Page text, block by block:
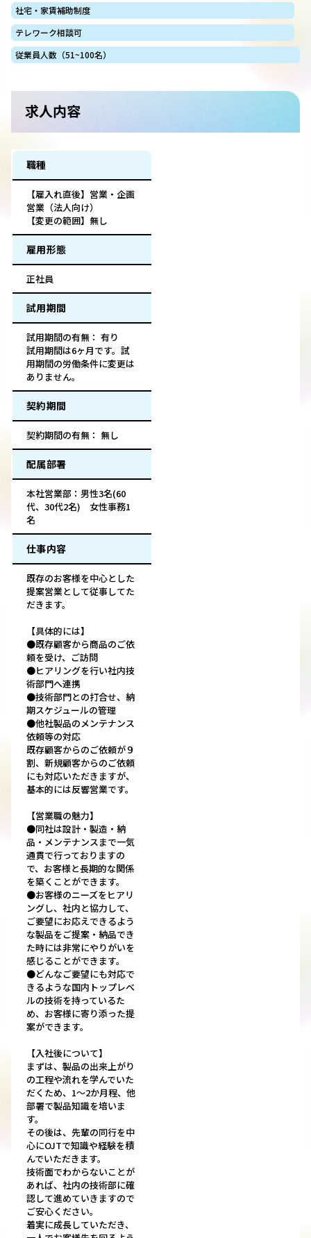
社宅・家賃補助制度
テレワーク相談可
従業員人数（51~100名）
求人内容
職種
【雇入れ直後】営業・企画
営業（法人向け）
【変更の範囲】無し
雇用形態
正社員
試用期間
試用期間の有無： 有り
試用期間は6ヶ月です。試
用期間の労働条件に変更は
ありません。
契約期間
契約期間の有無： 無し
配属部署
本社営業部：男性3名(60
代、30代2名) 女性事務1
名
仕事内容
既存のお客様を中心とした
提案営業として従事してた
だきます。
【具体的には】
●既存顧客から商品のご依
頼を受け、ご訪問
●ヒアリングを行い社内技
術部門へ連携
●技術部門との打合せ、納
期スケジュールの管理
●他社製品のメンテナンス
依頼等の対応
既存顧客からのご依頼が９
割、新規顧客からのご依頼
にも対応いただきますが、
基本的には反響営業です。
【営業職の魅力】
●同社は設計・製造・納
品・メンテナンスまで一気
通貫で行っておりますの
で、お客様と長期的な関係
を築くことができます。
●お客様のニーズをヒアリ
ングし、社内と協力して、
ご要望にお応えできるよう
な製品をご提案・納品でき
た時には非常にやりがいを
感じることができます。
●どんなご要望にも対応で
きるような国内トップレベ
ルの技術を持っているた
め、お客様に寄り添った提
案ができます。
【入社後について】
まずは、製品の出来上がり
の工程や流れを学んでいた
だくため、1～2か月程、他
部署で製品知識を培いま
す。
その後は、先輩の同行を中
心にOJTで知識や経験を積
んでいただきます。
技術面でわからないことが
あれば、社内の技術部に確
認して進めていきますので
ご安心ください。
着実に成長していただき、